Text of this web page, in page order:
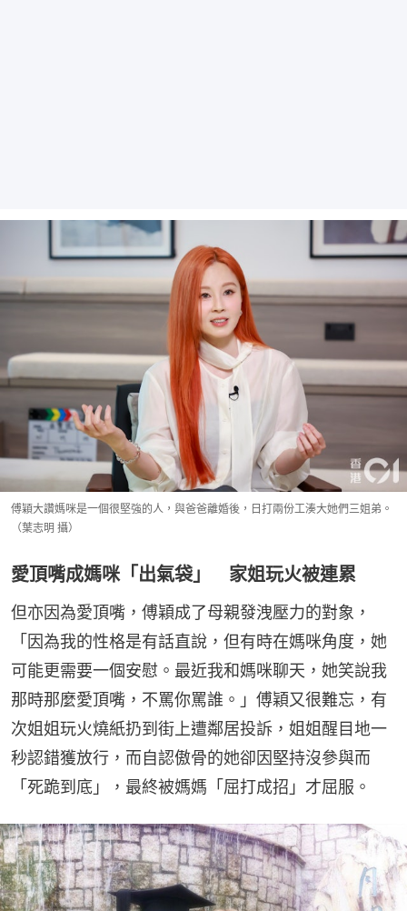
傅穎大讚媽咪是一個很堅強的人，與爸爸離婚後，日打兩份工湊大她們三姐弟。
（葉志明 攝）
愛頂嘴成媽咪「出氣袋」 家姐玩火被連累
但亦因為愛頂嘴，傅穎成了母親發洩壓力的對象，
「因為我的性格是有話直說，但有時在媽咪角度，她
可能更需要一個安慰。最近我和媽咪聊天，她笑說我
那時那麼愛頂嘴，不罵你罵誰。」傅穎又很難忘，有
次姐姐玩火燒紙扔到街上遭鄰居投訴，姐姐醒目地一
秒認錯獲放行，而自認傲骨的她卻因堅持沒參與而
「死跪到底」，最終被媽媽「屈打成招」才屈服。